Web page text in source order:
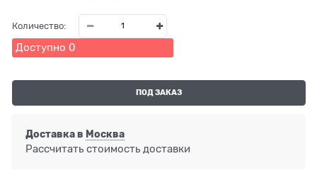
Количество:
Доступно 0
ПОД ЗАКАЗ
Доставка в Москва
Рассчитать стоимость доставки